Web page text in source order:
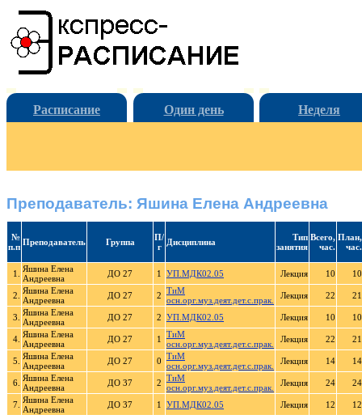
Расписание Один день Неделя
Преподаватель: Яшина Елена Андреевна
№
п.п Преподаватель Группа
П/
г
Дисциплина
Тип
занятия
Всего,
час.
План,
час.
1.
Яшина Елена
Андреевна
ДО 27 1 УП.МДК02.05 Лекция 10 10
2.
Яшина Елена
Андреевна
ДО 27 2 ТиМ
осн.орг.муз.деят.дет.с.прак.
Лекция 22 21
3.
Яшина Елена
Андреевна
ДО 27 2 УП.МДК02.05 Лекция 10 10
4. Яшина Елена
Андреевна
ДО 27 1
ТиМ
осн.орг.муз.деят.дет.с.прак.
Лекция 22 21
5.
Яшина Елена
Андреевна
ДО 27 0 ТиМ
осн.орг.муз.деят.дет.с.прак.
Лекция 14 14
6. Яшина Елена
Андреевна
ДО 37 2 ТиМ
осн.орг.муз.деят.дет.с.прак.
Лекция 24 24
7. Яшина Елена
Андреевна
ДО 37 1 УП.МДК02.05 Лекция 12 12